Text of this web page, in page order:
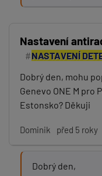
Nastavení
NASTAVENÍ
Dobrý den, mohu
Genevo ONE M pro
Estonsko? Děkuji
Dominik před 5 roky
Dobrý den,